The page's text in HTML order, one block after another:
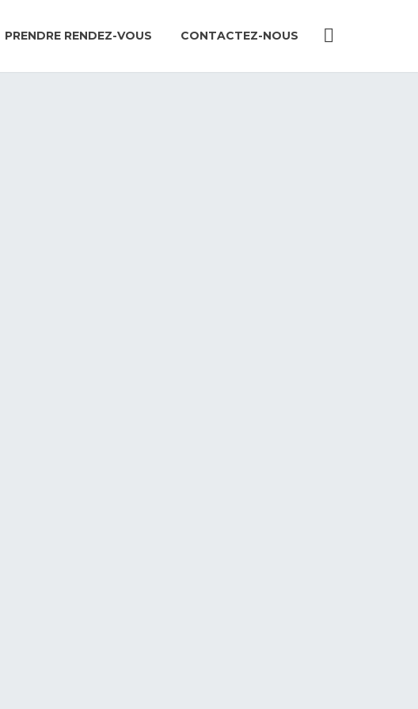
PRENDRE RENDEZ-VOUS CONTACTEZ-NOUS